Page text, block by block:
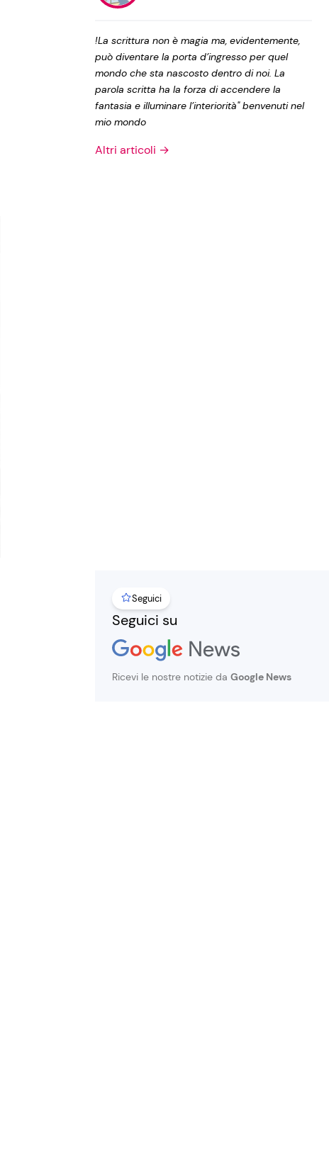
Privacy Policy
!La scrittura non è magia ma, evidentemente,
può diventare la porta d’ingresso per quel
mondo che sta nascosto dentro di noi. La
parola scritta ha la forza di accendere la
fantasia e illuminare l’interiorità" benvenuti nel
mio mondo
Altri articoli →
Seguici
Seguici su
Ricevi le nostre notizie da Google News